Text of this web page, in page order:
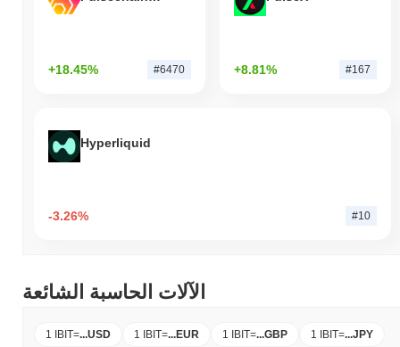
+18.45% #6470 +8.81% #167
Hyperliquid
-3.26% #10
الآلات الحاسبة الشائعة
1 IBIT=...USD 1 IBIT=...EUR 1 IBIT=...GBP 1 IBIT=...JPY